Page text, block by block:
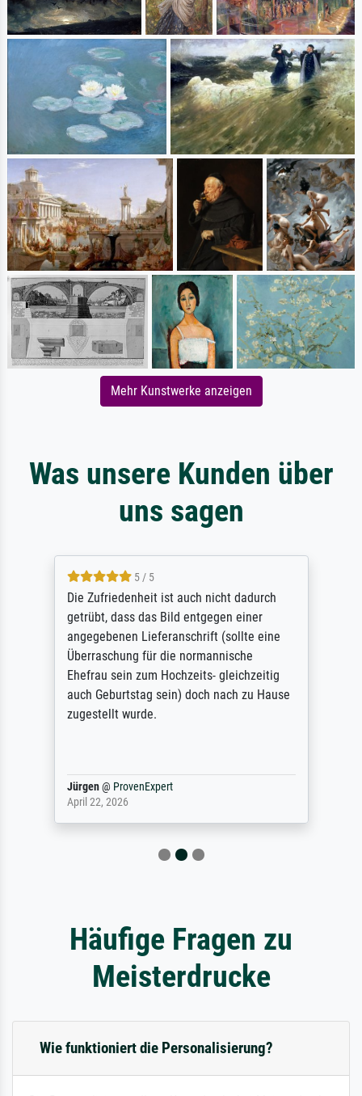
Mehr Kunstwerke anzeigen
Was unsere Kunden über
uns sagen
5 / 5
Die Zufriedenheit ist auch nicht dadurch
getrübt, dass das Bild entgegen einer
angegebenen Lieferanschrift (sollte eine
Überraschung für die normannische
Ehefrau sein zum Hochzeits- gleichzeitig
auch Geburtstag sein) doch nach zu Hause
zugestellt wurde.
Jürgen@ ProvenExpert
April 22, 2026
Häufige Fragen zu
Meisterdrucke
Wie funktioniert die Personalisierung?